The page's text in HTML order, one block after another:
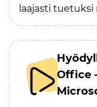
laajasti
Office